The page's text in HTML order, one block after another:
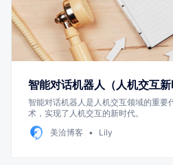
智能对话机器人（人机交互新
智能对话机器人是人机交互领域的重要
术，实现了人机交互的新时代。
美洽博客
Lily